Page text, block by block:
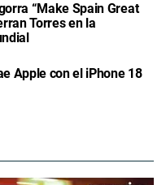
“Make Spain Great
Torres en la
Apple con el iPhone 18